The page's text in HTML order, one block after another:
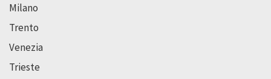
Milano
Trento
Venezia
Trieste